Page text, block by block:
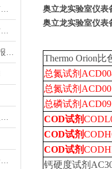
奥立龙实验室仪表
奥立龙实验室仪表
Thermo Orion比
总氮试剂
总氮试剂
总磷试剂
COD试剂
COD试剂
COD试剂
钙硬度试剂